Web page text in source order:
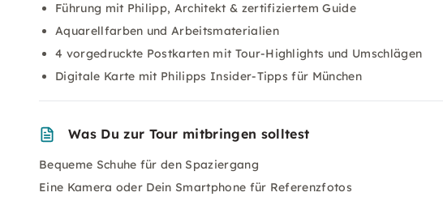
Führung mit Philipp, Architekt & zertifiziertem Guide
Aquarellfarben und Arbeitsmaterialien
4 vorgedruckte Postkarten mit Tour-Highlights und Umschlägen
Digitale Karte mit Philipps Insider-Tipps für München
Was Du zur Tour mitbringen solltest
Bequeme Schuhe für den Spaziergang
Eine Kamera oder Dein Smartphone für Referenzfotos